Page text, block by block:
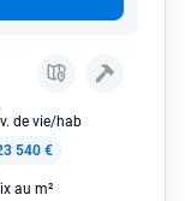
de vie/hab
540 €
au m²